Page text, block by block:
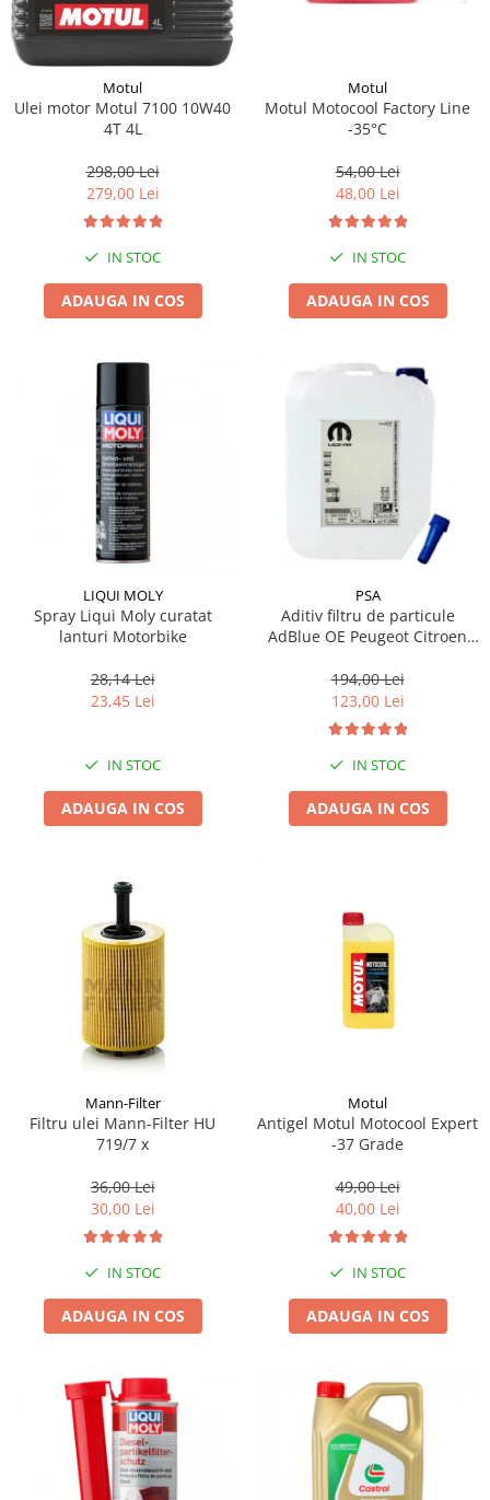
Motul
Ulei motor Motul 7100 10W40
4T 4L
298,00 Lei
279,00 Lei
IN STOC
ADAUGA IN COS
Motul
Motul Motocool Factory Line
-35°C
54,00 Lei
48,00 Lei
IN STOC
ADAUGA IN COS
LIQUI MOLY
Spray Liqui Moly curatat
lanturi Motorbike
28,14 Lei
23,45 Lei
IN STOC
ADAUGA IN COS
PSA
Aditiv filtru de particule
AdBlue OE Peugeot Citroen
194,00 Lei
123,00 Lei
IN STOC
ADAUGA IN COS
Mann-Filter
Filtru ulei Mann-Filter HU
719/7 x
36,00 Lei
30,00 Lei
IN STOC
ADAUGA IN COS
Motul
Antigel Motul Motocool Expert
-37 Grade
49,00 Lei
40,00 Lei
IN STOC
ADAUGA IN COS